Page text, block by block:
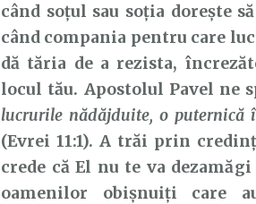
când soțul sau soția dorește
când compania pentru care
dă tăria de a rezista,
locul tău. Apostolul Pavel ne
lucrurile nădăjduite, o puternică
(Evrei 11:1). A trăi prin
crede că El nu te va
oamenilor obișnuiți care